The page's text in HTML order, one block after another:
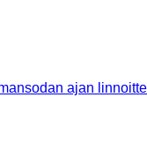
ajan